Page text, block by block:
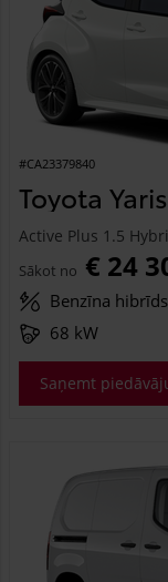
#CA23379840
Toyota Yaris
Active Plus 1.5
Sākot no € 24
Benzīna hibrīds
68 kW
Saņemt